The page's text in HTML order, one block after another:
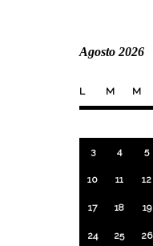
Agosto 2026
L M M
3 4 5
10 11 12
17 18 19
24 25 26